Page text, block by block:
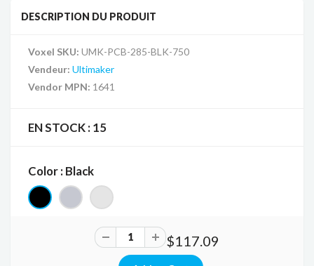
DESCRIPTION DU PRODUIT
Voxel SKU: UMK-PCB-285-BLK-750
Vendeur: Ultimaker
Vendor MPN: 1641
EN STOCK : 15
Color : Black
$117.09